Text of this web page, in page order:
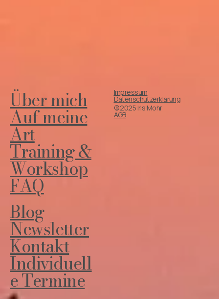
Über mich
Auf meine
Art
Training &
Workshop
FAQ
Blog
Newsletter
Kontakt
Individuell
e Termine
© 2025 Iris Mohr
AGB
Impressum
Datenschutzerklärung